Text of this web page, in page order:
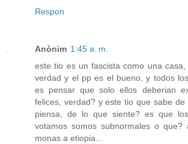
Respon
Anònim 1:45 a. m.
este tio es un fascista como una
verdad y el pp es el bueno, y todos
es pensar que solo ellos deberian
felices, verdad? y este tio que sabe
piensa, de lo que siente? es que
votamos somos subnormales o
monas a etiopia...